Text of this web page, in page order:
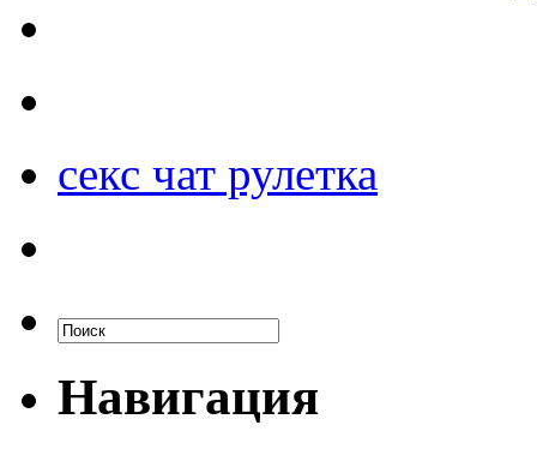
секс чат рулетка
Навигация